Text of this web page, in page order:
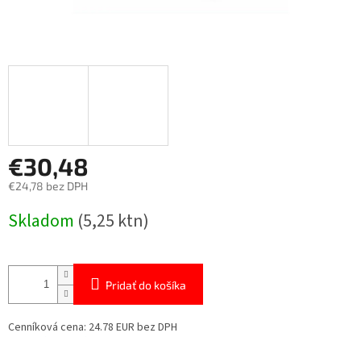
€30,48
€24,78 bez DPH
cena:
Skladom (5,25 ktn)
Pridať do košíka
Cenníková cena: 24.78 EUR bez DPH